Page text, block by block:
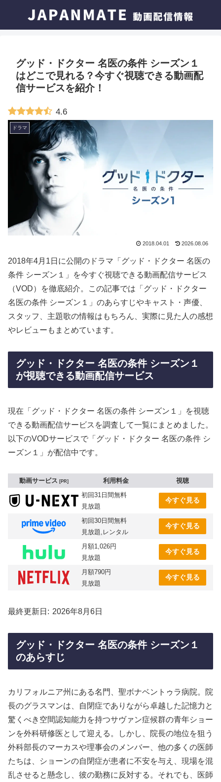
グッド・ドクター 名医の条件 シーズン１
はどこで見れる？今すぐ視聴できる動画配
信サービスを紹介！
4.6
ドラマ
2018.04.01 2026.08.06
2018年4月1日に公開のドラマ「グッド・ドクター 名医の
条件 シーズン１」を今すぐ視聴できる動画配信サービス
（VOD）を徹底紹介。この記事では「グッド・ドクター
名医の条件 シーズン１」のあらすじやキャスト・声優、
スタッフ、主題歌の情報はもちろん、実際に見た人の感想
やレビューもまとめています。
グッド・ドクター 名医の条件 シーズン１
が視聴できる動画配信サービス
現在「グッド・ドクター 名医の条件 シーズン１」を視聴
できる動画配信サービスを調査して一覧にまとめました。
以下のVODサービスで「グッド・ドクター 名医の条件 シ
ーズン１」が配信中です。
動画サービス PR 利用料金
視聴
初回31日間無料
見放題
今すぐ見る
初回30日間無料
見放題,レンタル
今すぐ見る
月額1,026円
見放題
今すぐ見る
月額790円
見放題
今すぐ見る
最終更新日 2026年8月6日
グッド・ドクター 名医の条件 シーズン１
のあらすじ
カリフォルニア州にある名門、聖ボナベントゥラ病院。院
長のグラスマンは、自閉症でありながら卓越した記憶力と
驚くべき空間認知能力を持つサヴァン症候群の青年ショー
ンを外科研修医として迎える。しかし、院長の地位を狙う
外科部長のマーカスや理事会のメンバー、他の多くの医師
たちは、ショーンの自閉症が患者に不安を与え、現場を混
乱させると懸念し、彼の勤務に反対する。それでも、医師